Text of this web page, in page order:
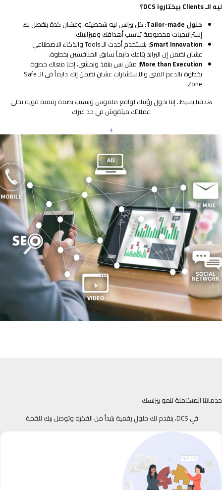
ليه الـ Clients بيختاروا DCS؟
حلول Tailor-made:
كل بيزنس ليه شخصيته، وعشان كدة بنفصل لك
إستراتيجيات مخصوصة تناسب أهدافك وميزانيتك.
Smart Innovation:
بنستخدم أحدث الـ Tools والذكاء الاصطناعي
عشان نضمن إن البراند بتاعك دايماً سابق المنافسين بخطوة.
More than Execution: مش بس بننفذ ونمشي، إحنا معاك خطوة
بخطوة بالدعم الفني والاستشارات عشان نضمن إنك دايماً في الـ Safe
Zone.
هدفنا بسيط.. إننا نحول رؤيتك لواقع ملموس ونسيب بصمة رقمية قوية تخلي
عملائك ميثقوش في حد غيرك
+
خدماتنا المتكاملة لنمو بيزنسك
في DCS، بنقدم لك حلول رقمية بتبدأ من الفكرة وتوصل بيك للقمة.